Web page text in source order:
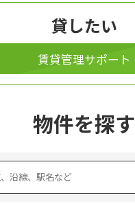
貸したい
賃貸管理サポート
物件を探す